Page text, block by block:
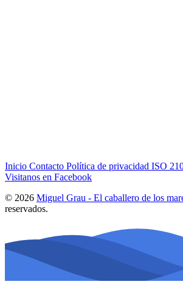
Inicio Contacto Política de privacidad ISO
Visitanos en Facebook
© 2026 Miguel Grau - El caballero de los
reservados.